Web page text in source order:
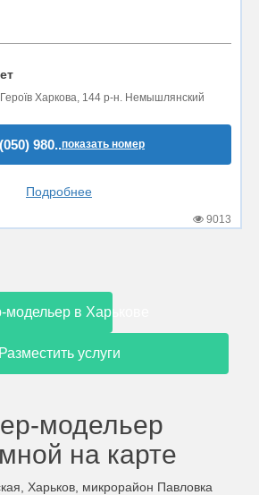
Харкова, 144 р-н. Немышлянский
980..показать номер
Подробнее
9013
в Харькове
Разместить услуги
модельер
на карте
Харьков, микрорайон Павловка